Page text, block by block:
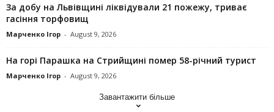
За добу на Львівщині ліквідували 21 пожежу, триває
гасіння торфовищ
Марченко Ігор - August 9, 2026
На горі Парашка на Стрийщині помер 58-річний турист
Марченко Ігор - August 9, 2026
Завантажити більше